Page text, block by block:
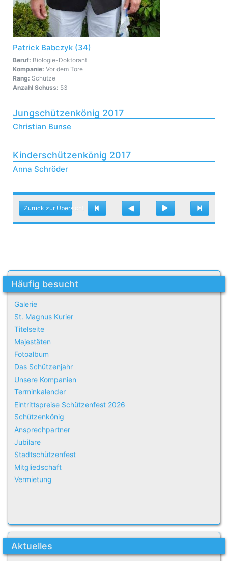
Patrick Babczyk (34)
Beruf: Biologie-Doktorant
Kompanie: Vor dem Tore
Rang: Schütze
Anzahl Schuss: 53
Jungschützenkönig 2017
Christian Bunse
Kinderschützenkönig 2017
Anna Schröder
Zurück zur Übersicht
Häufig besucht
Galerie
St. Magnus Kurier
Titelseite
Majestäten
Fotoalbum
Das Schützenjahr
Unsere Kompanien
Terminkalender
Eintrittspreise Schützenfest 2026
Schützenkönig
Ansprechpartner
Jubilare
Stadtschützenfest
Mitgliedschaft
Vermietung
Aktuelles